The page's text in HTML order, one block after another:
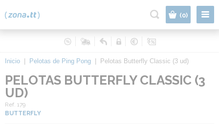
(0)
Inicio Pelotas de Ping Pong Pelotas Butterfly Classic (3 ud)
PELOTAS BUTTERFLY CLASSIC (3
UD)
Ref. 179
BUTTERFLY